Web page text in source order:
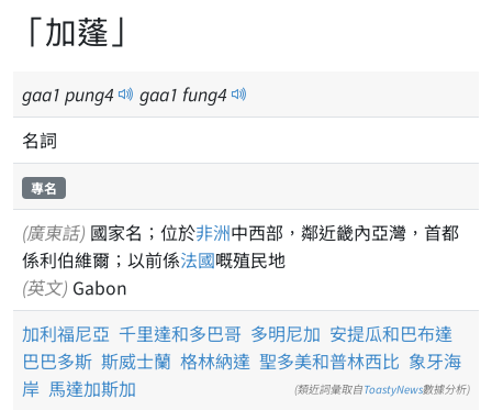
「加蓬」
gaa1 pung4 gaa1 fung4
名詞
專名
(廣東話) 國家名；位於非洲中西部，鄰近畿內亞灣，首都
係利伯維爾；以前係法國嘅殖民地
(英文) Gabon
加利福尼亞 千里達和多巴哥 多明尼加 安提瓜和巴布達
巴巴多斯 斯威士蘭 格林納達 聖多美和普林西比 象牙海
岸 馬達加斯加 (類近詞彙取自ToastyNews數據分析)